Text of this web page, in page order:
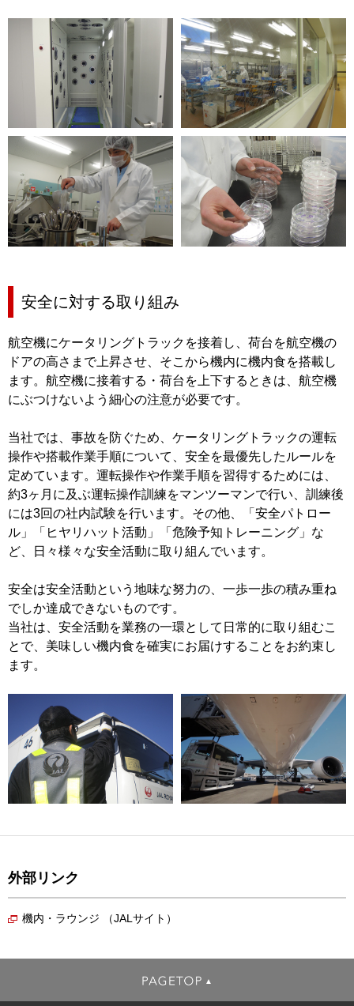
安全に対する取り組み
航空機にケータリングトラックを接着し、荷台を航空機の
ドアの高さまで上昇させ、そこから機内に機内食を搭載し
ます。航空機に接着する・荷台を上下するときは、航空機
にぶつけないよう細心の注意が必要です。
当社では、事故を防ぐため、ケータリングトラックの運転
操作や搭載作業手順について、安全を最優先したルールを
定めています。運転操作や作業手順を習得するためには、
約3ヶ月に及ぶ運転操作訓練をマンツーマンで行い、訓練後
には3回の社内試験を行います。その他、「安全パトロー
ル」「ヒヤリハット活動」「危険予知トレーニング」な
ど、日々様々な安全活動に取り組んでいます。
安全は安全活動という地味な努力の、一歩一歩の積み重ね
でしか達成できないものです。
当社は、安全活動を業務の一環として日常的に取り組むこ
とで、美味しい機内食を確実にお届けすることをお約束し
ます。
外部リンク
機内・ラウンジ （JALサイト）